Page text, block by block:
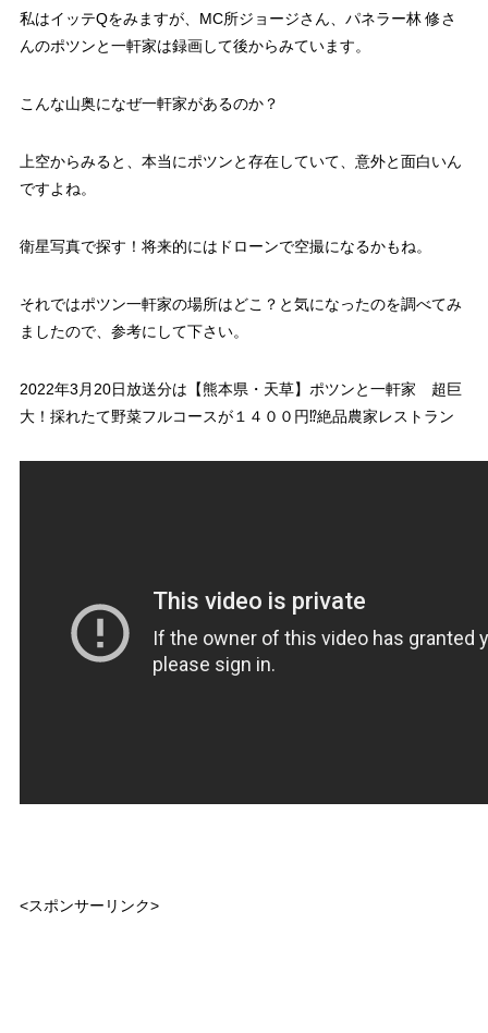
私はイッテQをみますが、MC所ジョージさん、パネラー林 修さ
んのポツンと一軒家は録画して後からみています。
こんな山奥になぜ一軒家があるのか？
上空からみると、本当にポツンと存在していて、意外と面白いん
ですよね。
衛星写真で探す！将来的にはドローンで空撮になるかもね。
それではポツン一軒家の場所はどこ？と気になったのを調べてみ
ましたので、参考にして下さい。
2022年3月20日放送分は【熊本県・天草】ポツンと一軒家 超巨
大！採れたて野菜フルコースが１４００円⁉絶品農家レストラン
<スポンサーリンク>